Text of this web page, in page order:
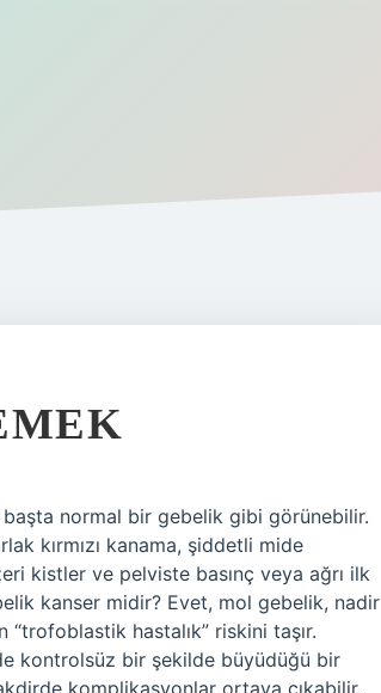
başta normal bir gebelik gibi görünebilir.
kırmızı kanama, şiddetli mide
kistler ve pelviste basınç veya ağrı ilk
kanser midir? Evet, mol gebelik, nadir
hastalık” riskini taşır.
kontrolsüz bir şekilde büyüdüğü bir
komplikasyonlar ortaya çıkabilir.